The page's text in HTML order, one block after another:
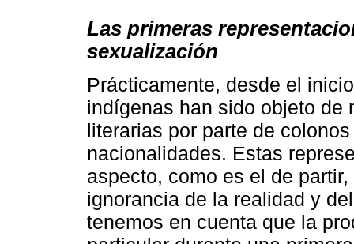
Las primeras
sexualización
Prácticamente, desde el
indígenas han sido objeto de
literarias por parte de
nacionalidades. Estas
aspecto, como es el de
ignorancia de la realidad y
tenemos en cuenta que la